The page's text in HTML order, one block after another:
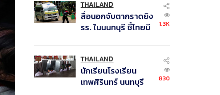
คนติดค้าง พบศพปู่-ย่า
ที่บ้านพักผู้ก่อเหตุ
THAILAND
สื่อนอกจับตากราดยิง
รร. ในนนทบุรี ชี้ไทยมี
1.3K
THAILAND
นักเรียนโรงเรียน
เทพศิรินทร์ นนทบุรี
830